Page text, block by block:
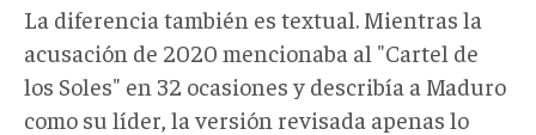
La diferencia también es textual. Mientras la
acusación de 2020 mencionaba al "Cartel de
los Soles" en 32 ocasiones y describía a Maduro
como su líder, la versión revisada apenas lo